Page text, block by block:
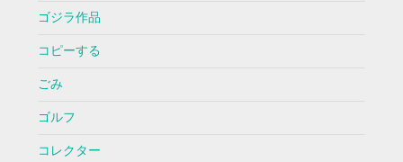
ゴジラ作品
コピーする
ごみ
ゴルフ
コレクター